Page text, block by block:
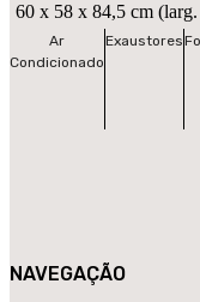
60 x 58 x 84,5 cm
Ar
Condicionado
Exaustores
NAVEGAÇÃO